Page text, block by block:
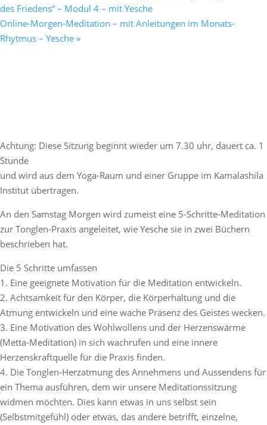
des Friedens“ – Modul 4 – mit Yesche
Online-Morgen-Meditation – mit Anleitungen im Monats-
Rhytmus – Yesche »
Achtung: Diese Sitzung beginnt wieder um 7.30 uhr, dauert ca. 1
Stunde
und wird aus dem Yoga-Raum und einer Gruppe im Kamalashila
Institut übertragen.
An den Samstag Morgen wird zumeist eine 5-Schritte-Meditation
zur Tonglen-Praxis angeleitet, wie Yesche sie in zwei Büchern
beschrieben hat.
Die 5 Schritte umfassen
1. Eine geeignete Motivation für die Meditation entwickeln.
2. Achtsamkeit für den Körper, die Körperhaltung und die
Atmung entwickeln und eine wache Präsenz des Geistes wecken.
3. Eine Motivation des Wohlwollens und der Herzenswärme
(Metta-Meditation) in sich wachrufen und eine innere
Herzenskraftquelle für die Praxis finden.
4. Die Tonglen-Herzatmung des Annehmens und Aussendens für
ein Thema ausführen, dem wir unsere Meditationssitzung
widmen möchten. Dies kann etwas in uns selbst sein
(Selbstmitgefühl) oder etwas, das andere betrifft, einzelne,